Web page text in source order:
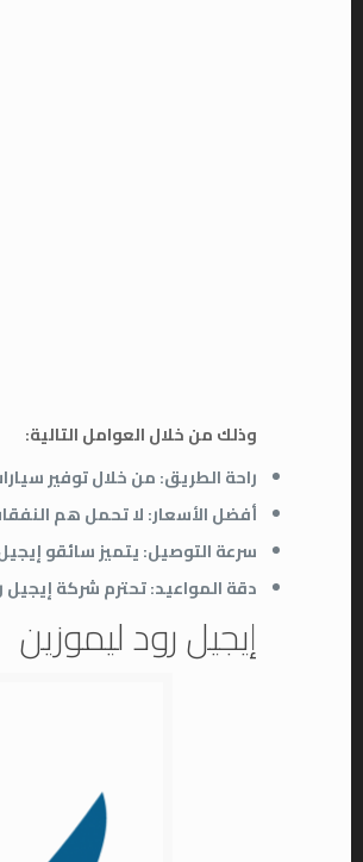
وذلك من خلال العوامل التالية:
راحة الطريق:من خلال توفير
أفضل الأسعار:لا تحمل هم
سرعة التوصيل:يتميز سائقو
دقة المواعيد:تحترم شركة
إيجيل رود ليموزين